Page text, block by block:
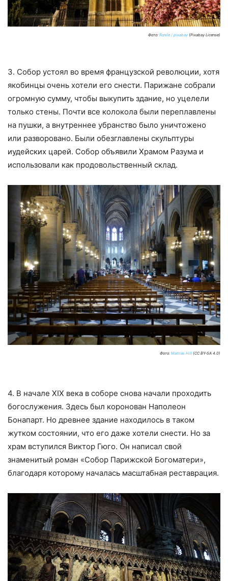
Фото: Ronile / pixabay (Pixabay License)
3. Собор устоял во время французской революции, хотя
якобинцы очень хотели его снести. Парижане собрали
огромную сумму, чтобы выкупить здание, но уцелели
только стены. Почти все колокола были переплавлены
на пушки, а внутреннее убранство было уничтожено
или разворовано. Были обезглавлены скульптуры
иудейских царей. Собор объявили Храмом Разума и
использовали как продовольственный склад.
Фото: Mattias Hill (CC BY-SA 4.0)
4. В начале XIX века в соборе снова начали проходить
богослужения. Здесь был коронован Наполеон
Бонапарт. Но древнее здание находилось в таком
жутком состоянии, что его даже хотели снести. Но за
храм вступился Виктор Гюго. Он написал свой
знаменитый роман «Собор Парижской Богоматери»,
благодаря которому началась масштабная реставрация.